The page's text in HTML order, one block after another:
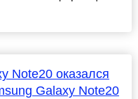
Note20 оказался
Galaxy Note20